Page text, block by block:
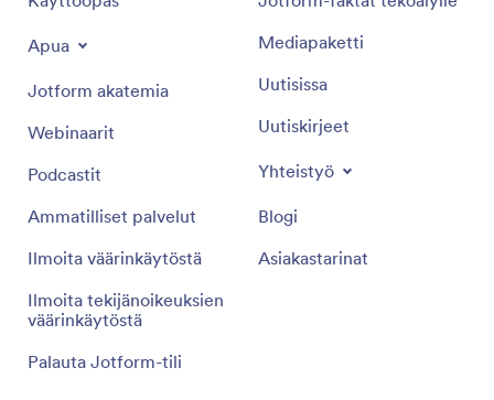
Apua
Jotform akatemia
Webinaarit
Podcastit
Ammatilliset palvelut
Ilmoita väärinkäytöstä
Ilmoita tekijänoikeuksien
väärinkäytöstä
Palauta Jotform-tili
Mediapaketti
Uutisissa
Uutiskirjeet
Yhteistyö
Blogi
Asiakastarinat